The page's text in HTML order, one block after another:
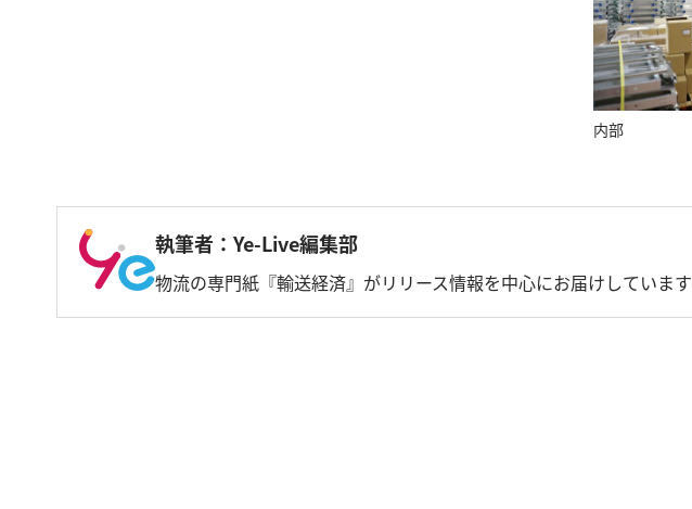
内部
執筆者：Ye-Live編集部
物流の専門紙『輸送経済』がリリース情報を中心にお届けしています